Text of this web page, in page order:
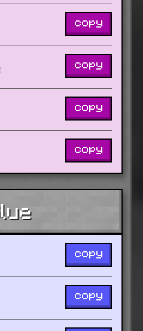
copy
copy
copy
copy
copy
copy